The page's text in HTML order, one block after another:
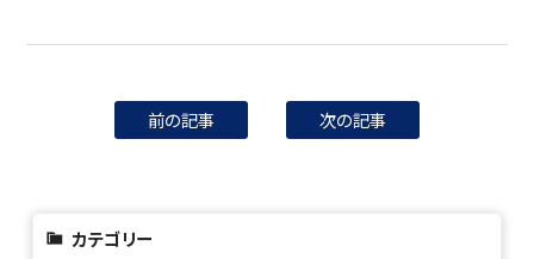
前の記事 次の記事
カテゴリー